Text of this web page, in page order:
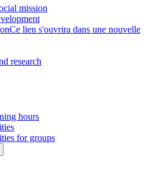
mission
Ce lien s'ouvrira dans une nouvelle
research
hours
for groups